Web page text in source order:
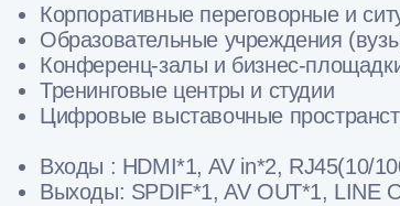
Корпоративные переговорные и
Образовательные учреждения
Конференц-залы и бизнес-
Тренинговые центры и студии
Цифровые выставочные
Входы : HDMI*1, AV in*2, RJ45(10/
Выходы: SPDIF*1, AV OUT*1, LINE